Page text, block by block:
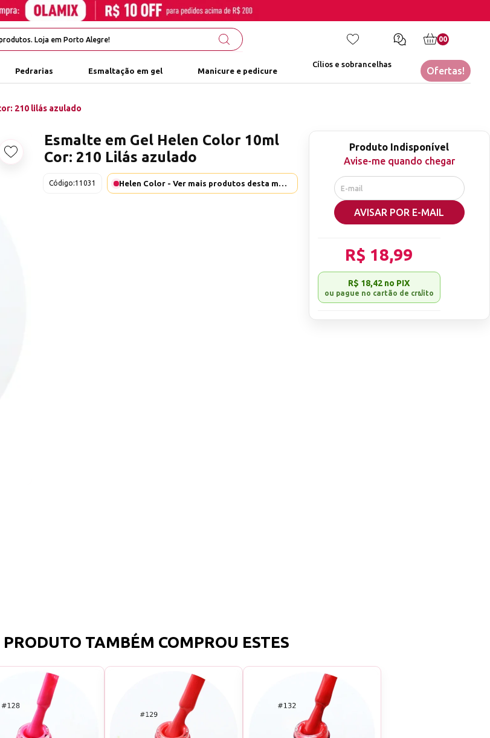
00
Pedrarias Esmaltação em gel Manicure e pedicure
Cílios e sobrancelhas
Ofertas!
210 lilás azulado
Adicionar aos favoritos
Esmalte em Gel Helen Color 10ml
Cor: 210 Lilás azulado
Código:11031 Helen Color - Ver mais produtos desta marca
R$ 18,99
R$ 18,42 no PIX
Produto Indisponível
Avise-me quando chegar
AVISAR POR E-MAIL
TAMBÉM COMPROU ESTES